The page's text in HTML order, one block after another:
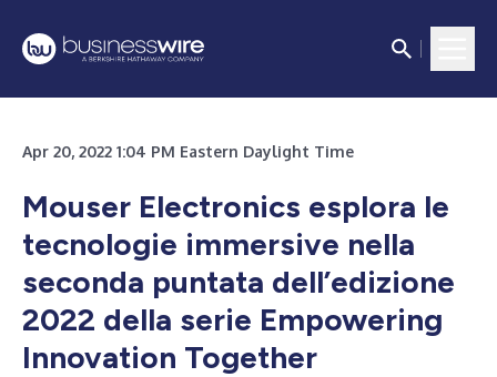
Apr 20, 2022 1:04 PM Eastern Daylight Time
Mouser Electronics esplora le
tecnologie immersive nella
seconda puntata dell’edizione
2022 della serie Empowering
Innovation Together